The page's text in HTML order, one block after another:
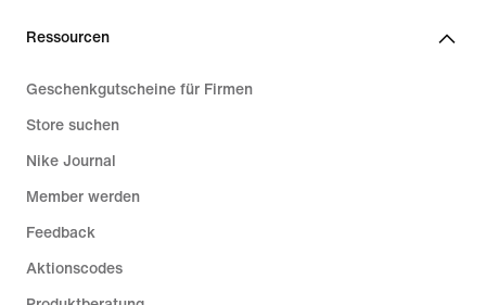
Ressourcen
Geschenkgutscheine für Firmen
Store suchen
Nike Journal
Member werden
Feedback
Aktionscodes